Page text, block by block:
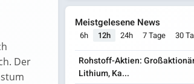
Der
Meistgelesene News
6h 12h 24h 7 Tage 30
Rohstoff-Aktien:
Lithium, Ka...